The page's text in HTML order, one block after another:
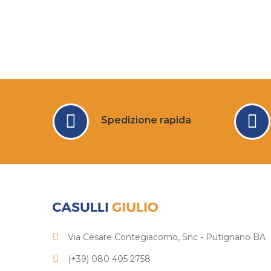
Spedizione rapida
Via Cesare Contegiacomo, Snc - Putignano BA
(+39) 080 405 2758